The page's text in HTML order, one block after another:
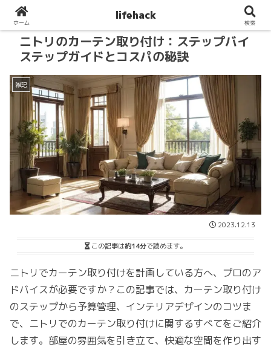
ニトリのカーテン取り付け：ステップバイ
ステップガイドとコスパの秘訣
雑記
2023.12.13
この記事は約14分で読めます。
ニトリでカーテン取り付けを計画している方へ、プロのア
ドバイスが必要ですか？この記事では、カーテン取り付け
のステップから予算管理、インテリアデザインのコツま
で、ニトリでのカーテン取り付けに関するすべてをご紹介
します。部屋の雰囲気を引き立て、快適な空間を作り出す
ホーム
lifehack
検索